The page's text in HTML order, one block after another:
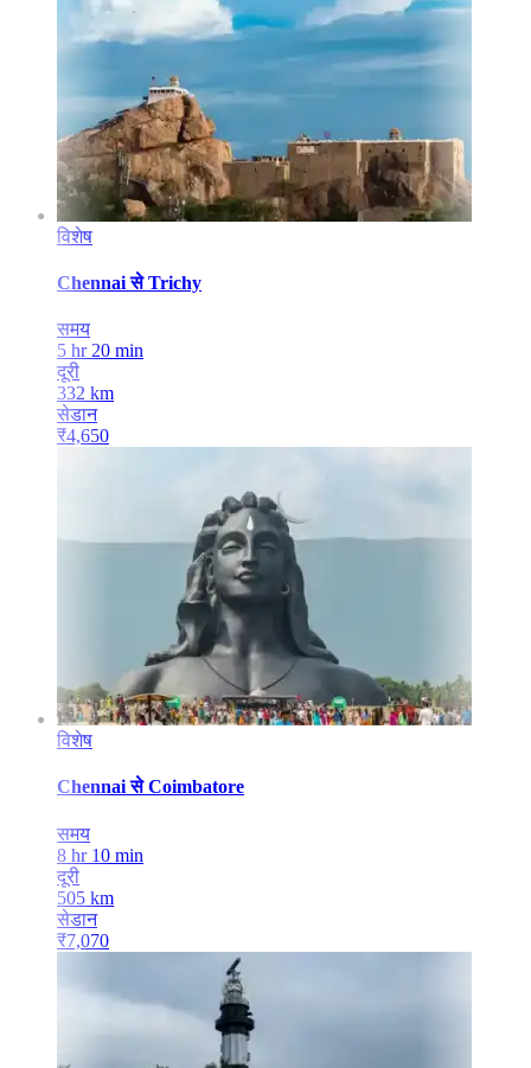
विशेष
Chennai से Trichy
समय
5 hr 20 min
दूरी
332 km
सेडान
₹4,650
विशेष
Chennai से Coimbatore
समय
8 hr 10 min
दूरी
505 km
सेडान
₹7,070